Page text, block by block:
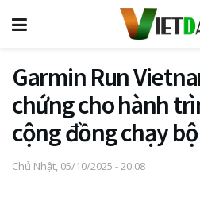
Garmin Run
chứng cho hành
cộng đồng chạy
Chủ Nhật, 05/10/2025 - 20:08